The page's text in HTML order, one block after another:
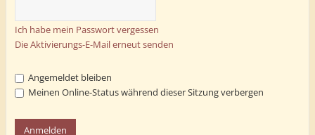
Ich habe mein Passwort vergessen
Die Aktivierungs-E-Mail erneut senden
Angemeldet bleiben
Meinen Online-Status während dieser Sitzung verbergen